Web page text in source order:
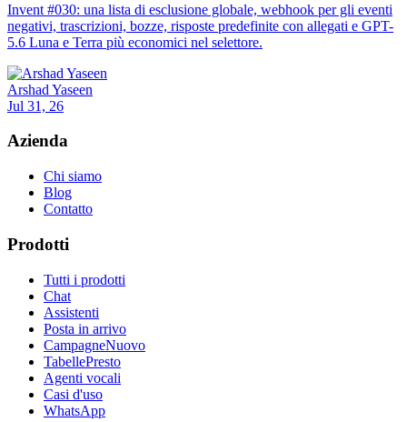
Invent #030: una lista di esclusione globale, webhook per gli eventi
negativi, trascrizioni, bozze, risposte predefinite con allegati e GPT-
5.6 Luna e Terra più economici nel selettore.
Arshad Yaseen
Jul 31, 26
Azienda
Chi siamo
Blog
Contatto
Prodotti
Tutti i prodotti
Chat
Assistenti
Posta in arrivo
CampagneNuovo
TabellePresto
Agenti vocali
Casi d'uso
WhatsApp